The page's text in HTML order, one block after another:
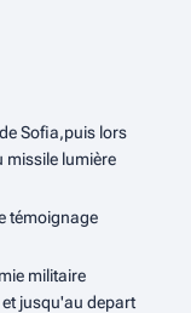
Sofia,puis lors
missile lumière
témoignage
militaire
jusqu'au depart